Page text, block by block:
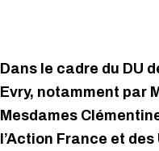
Dans le cadre du DU
Evry, notamment par
Mesdames
l’Action France et